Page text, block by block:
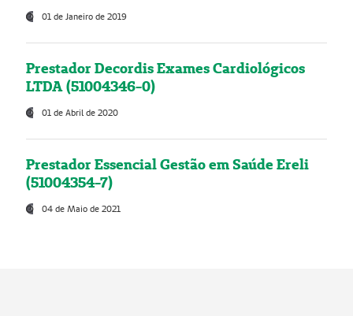
01 de Janeiro de 2019
Prestador Decordis Exames Cardiológicos
LTDA (51004346-0)
01 de Abril de 2020
Prestador Essencial Gestão em Saúde Ereli
(51004354-7)
04 de Maio de 2021